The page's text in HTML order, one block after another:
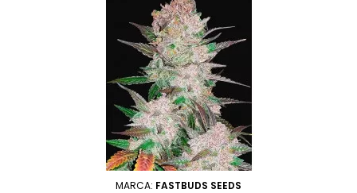
MARCA: FASTBUDS SEEDS